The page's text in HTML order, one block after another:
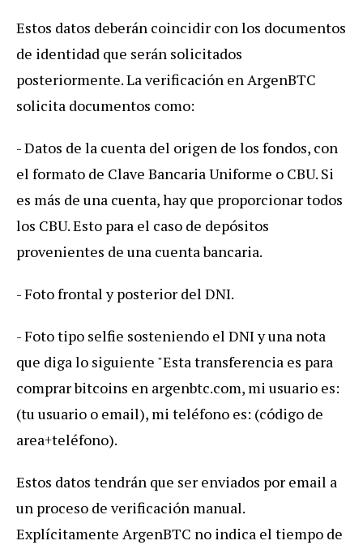
Estos datos deberán coincidir con los documentos
de identidad que serán solicitados
posteriormente. La verificación en ArgenBTC
solicita documentos como:
- Datos de la cuenta del origen de los fondos, con
el formato de Clave Bancaria Uniforme o CBU. Si
es más de una cuenta, hay que proporcionar todos
los CBU. Esto para el caso de depósitos
provenientes de una cuenta bancaria.
- Foto frontal y posterior del DNI.
- Foto tipo selfie sosteniendo el DNI y una nota
que diga lo siguiente "Esta transferencia es para
comprar bitcoins en argenbtc.com, mi usuario es:
(tu usuario o email), mi teléfono es: (código de
area+teléfono).
Estos datos tendrán que ser enviados por email a
un proceso de verificación manual.
Explícitamente ArgenBTC no indica el tiempo de